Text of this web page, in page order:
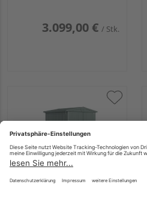
3.099,00 € / Stk.
Biohort Gerätehaus-